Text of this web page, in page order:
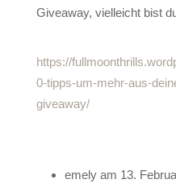
Giveaway, vielleicht bist
https://
0-tipps-um-mehr-aus-
giveaway/
emely am 13.